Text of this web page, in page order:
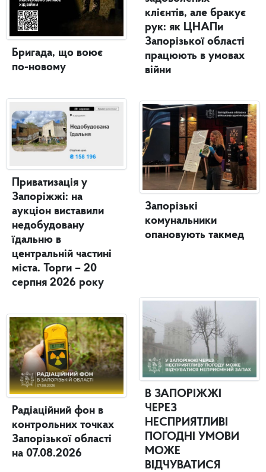
Бригада, що воює
по-новому
Приватизація у
Запоріжжі: на
аукціон виставили
недобудовану
їдальню в
центральній частині
міста. Торги – 20
серпня 2026 року
Радіаційний фон в
контрольних точках
Запорізької області
на 07.08.2026
клієнтів, але бракує
рук: як ЦНАПи
Запорізької області
працюють в умовах
війни
Запорізькі
комунальники
опановують такмед
В ЗАПОРІЖЖІ
ЧЕРЕЗ
НЕСПРИЯТЛИВІ
ПОГОДНІ УМОВИ
МОЖЕ
ВІДЧУВАТИСЯ